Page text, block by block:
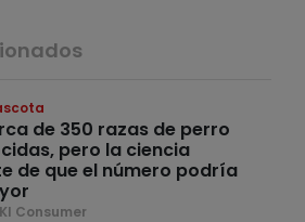
de 350 razas de perro
pero la ciencia
de que el número podría
Consumer